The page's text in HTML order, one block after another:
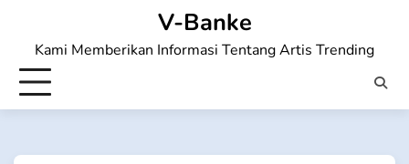
content
V-Banke
Kami Memberikan Informasi Tentang Artis Trending